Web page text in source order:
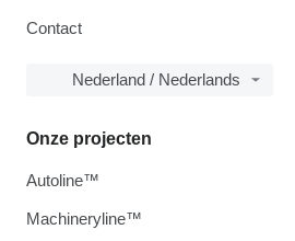
Contact
Nederland / Nederlands
Onze projecten
Autoline™
Machineryline™